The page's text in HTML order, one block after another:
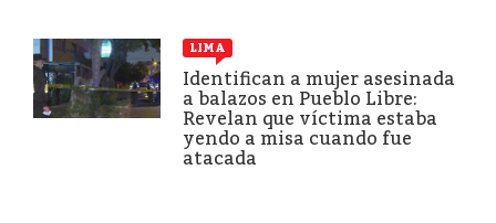
LIMA
Identifican a mujer asesinada
a balazos en Pueblo Libre:
Revelan que víctima estaba
yendo a misa cuando fue
atacada